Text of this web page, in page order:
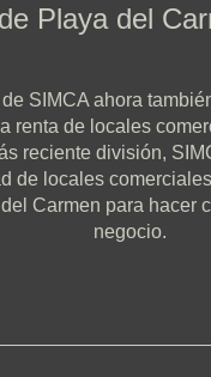
de Playa del
SIMCA ahora
la renta de locales
reciente división,
de locales
Carmen para hacer
negocio.